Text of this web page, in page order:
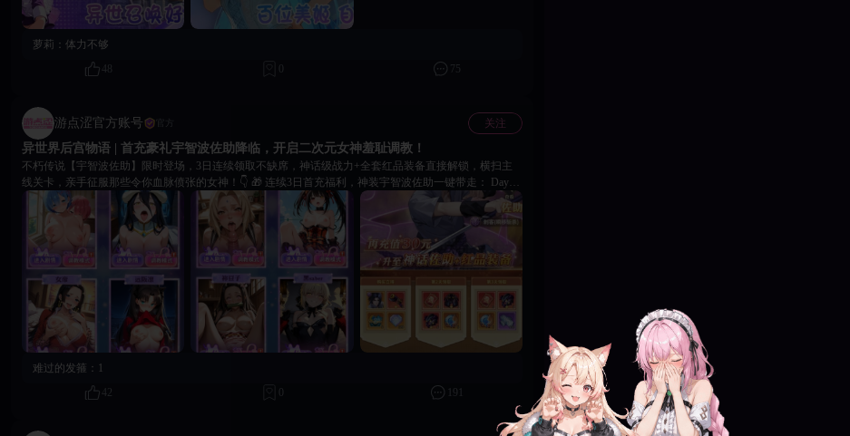
萝莉： 体力不够
48
0 75
游点涩官方账号 官方 关注
异世界后宫物语 | 首充豪礼宇智波佐助降临，开启二次元女神羞耻调教！
不朽传说【宇智波佐助】限时登场，3日连续领取不缺席，神话级战力+全套红品装备直接解锁，横扫主
线关卡，亲手征服那些令你血脉偾张的女神！👇 🎁 连续3日首充福利，神装宇智波佐助一键带走： Day
1： 立即解锁【宇智波佐助】（5技能瞬移刺客）+ 红色武器·断罪之枪 Day 2： 领取红色披风+头盔，暴涨
万点生命，觉醒宝石助你突破属性上限 Day 3： 顶级觉醒材料配齐，专属召唤道具到手，全套红装助你主
宰战场 🔥 冲刺巅峰战力，解锁露骨秘辛： 拥有佐助的极致爆发，你将势如破竹地推平阻碍，亲手瓦解纲
手的尊严、点燃雅儿贝德的疯狂、玩弄蕾姆的忠诚。超多脸红心跳的互动姿势与羞耻剧情，只等强者来解
锁！ 👇 立即参与首充，与佐助一起登顶后宫之巅！欢迎在社区分享你的战力截图与色色互动瞬间，巅峰
之路，强者共享！
难过的发箍：
42